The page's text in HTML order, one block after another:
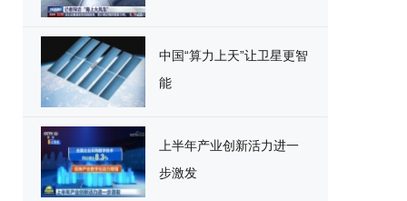
中国“算力上天”让卫星更智
能
上半年产业创新活力进一
步激发